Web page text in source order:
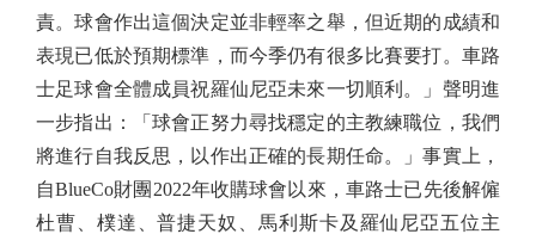
責。球會作出這個決定並非輕率之舉，但近期的成績和
表現已低於預期標準，而今季仍有很多比賽要打。車路
士足球會全體成員祝羅仙尼亞未來一切順利。」聲明進
一步指出：「球會正努力尋找穩定的主教練職位，我們
將進行自我反思，以作出正確的長期任命。」事實上，
自BlueCo財團2022年收購球會以來，車路士已先後解僱
杜曹、樸達、普捷天奴、馬利斯卡及羅仙尼亞五位主